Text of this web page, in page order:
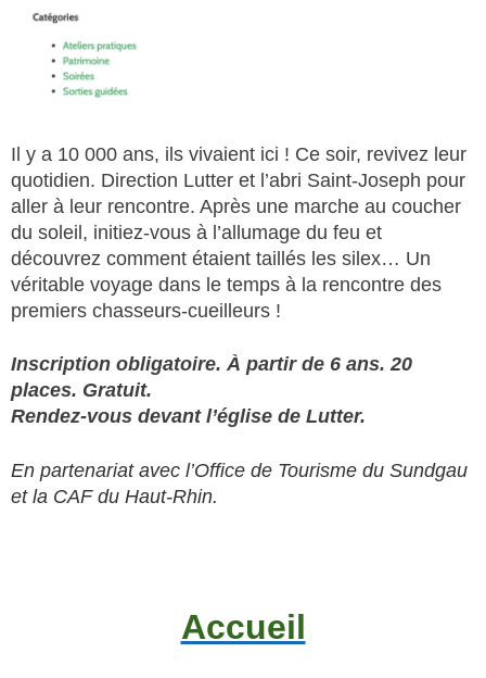
Il y a 10 000 ans, ils vivaient ici ! Ce soir, revivez leur
quotidien. Direction Lutter et l’abri Saint-Joseph pour
aller à leur rencontre. Après une marche au coucher
du soleil, initiez-vous à l’allumage du feu et
découvrez comment étaient taillés les silex… Un
véritable voyage dans le temps à la rencontre des
premiers chasseurs-cueilleurs !
Inscription obligatoire. À partir de 6 ans.20
places. Gratuit.
Rendez-vous devant l’église de Lutter.
En partenariat avec l’Office de Tourisme du Sundgau
et la CAF du Haut-Rhin.
Accueil